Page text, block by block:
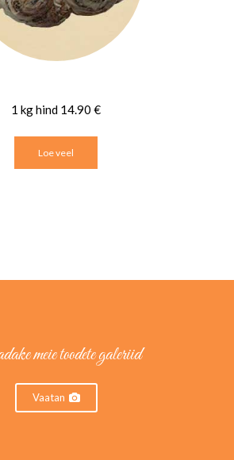
1 kg hind 14.90 €
Loe veel
meie toodete galeriid
Vaatan